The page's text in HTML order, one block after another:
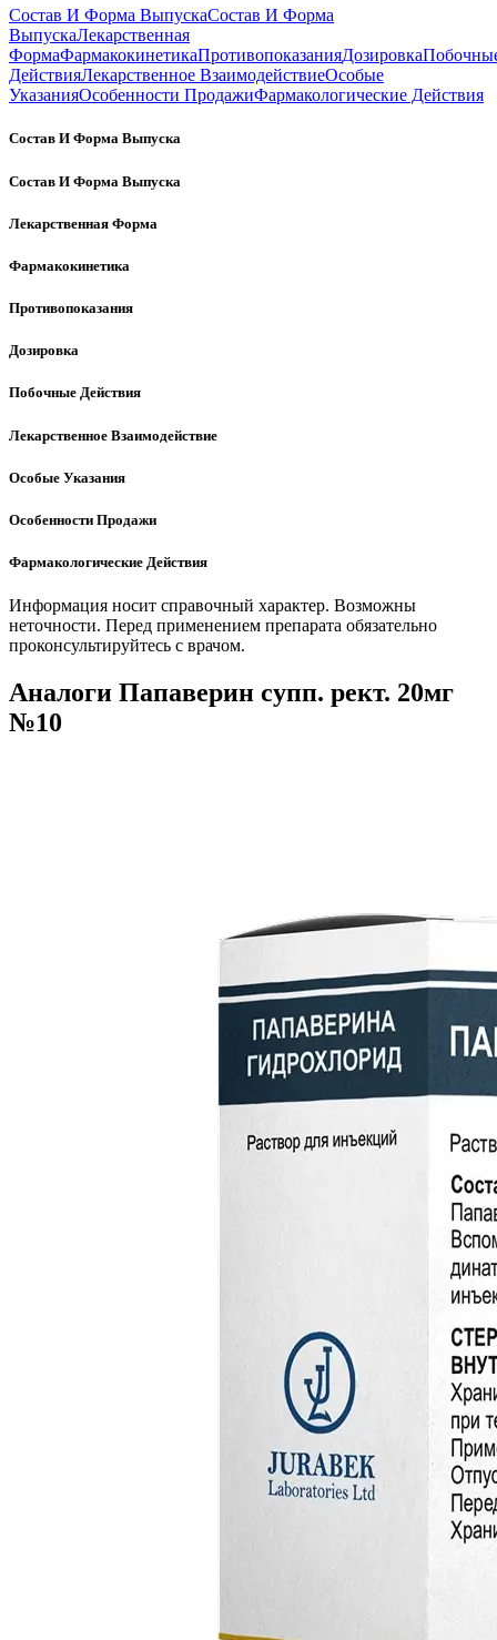
Состав И Форма ВыпускаСостав И Форма
ВыпускаЛекарственная
ФормаФармакокинетикаПротивопоказанияДозировка
ДействияЛекарственное ВзаимодействиеОсобые
УказанияОсобенности ПродажиФармакологические Действия
Состав И Форма Выпуска
Состав И Форма Выпуска
Лекарственная Форма
Фармакокинетика
Противопоказания
Дозировка
Побочные Действия
Лекарственное Взаимодействие
Особые Указания
Особенности Продажи
Фармакологические Действия
Информация носит справочный характер. Возможны
неточности. Перед применением препарата обязательно
проконсультируйтесь с врачом.
Аналоги Папаверин супп. рект. 20мг
№10